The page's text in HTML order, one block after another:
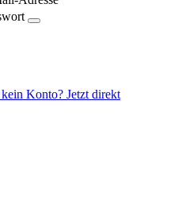
Konto? Jetzt direkt